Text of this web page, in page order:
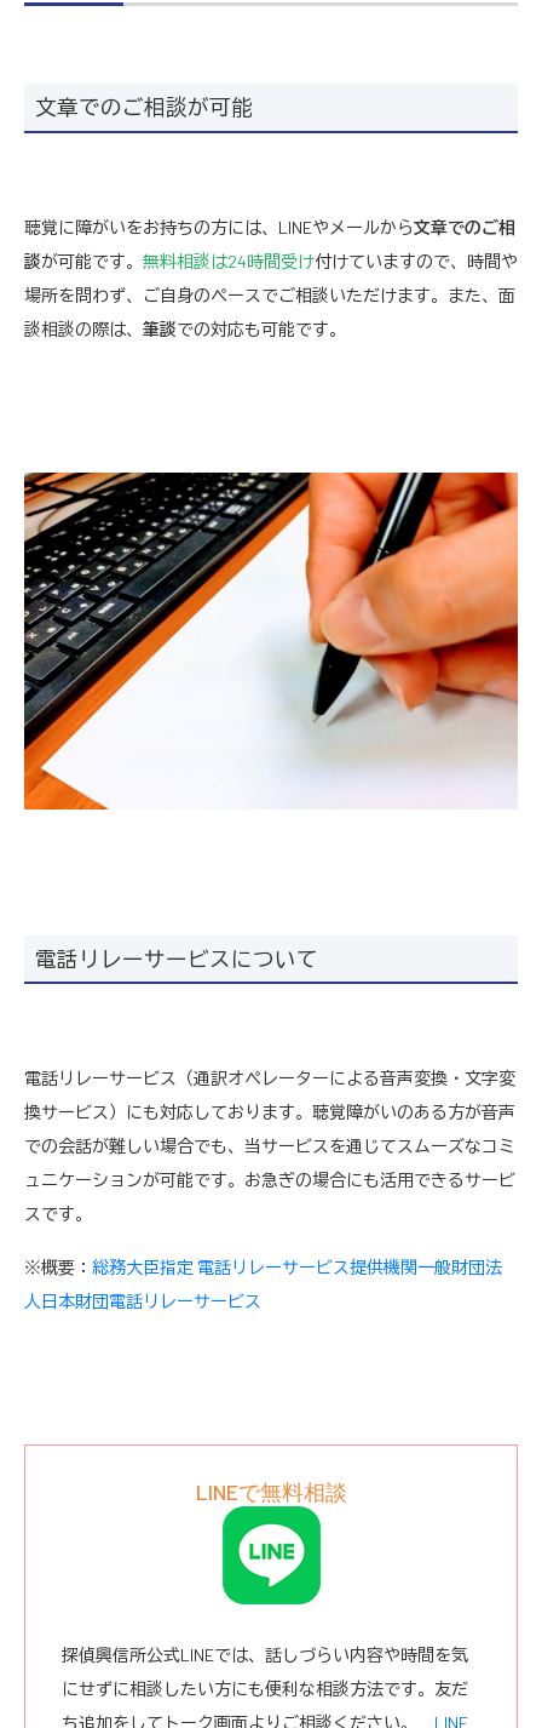
文章でのご相談が可能
聴覚に障がいをお持ちの方には、LINEやメールから文章でのご相
談が可能です。 無料相談は24時間受け付けていますので、時間や
場所を問わず、ご自身のペースでご相談いただけます。また、面
談相談の際は、 筆談での対応も可能です。
電話リレーサービスについて
電話リレーサービス（通訳オペレーターによる音声変換・文字変
換サービス）にも対応しております。聴覚障がいのある方が音声
での会話が難しい場合でも、当サービスを通じてスムーズなコミ
ュニケーションが可能です。お急ぎの場合にも活用できるサービ
スです。
※概要： 総務大臣指定 電話リレーサービス提供機関一般財団法
人日本財団電話リレーサービス
LINEで無料相談
探偵興信所公式LINEでは、話しづらい内容や時間を気
にせずに相談したい方にも便利な相談方法です。友だ
ち追加をしてトーク画面よりご相談ください。 LINE